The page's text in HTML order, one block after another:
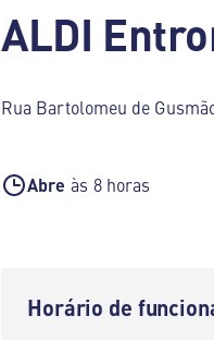
ALDI
Rua Bartolomeu de
Abre às 8 horas
Horário de